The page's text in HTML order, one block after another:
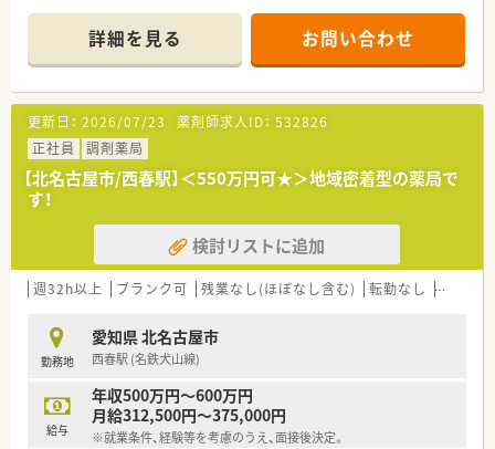
■最寄駅から徒歩圏内とアクセス良好です。お車が無い方もご
安心ください。
＼ こんな会社です ／
■昭和55年に開局し、
長らく地域の皆様に愛され続けている薬局です。
■各店舗、メインに応需している科目が違うため、
ご希望により様々な店舗を経験することも可能です。
固定の店舗でのご勤務も可能ですので、ご希望お聞かせくださ
■温和な社長のもと、スタッフ間の仲もよく、
あたたかい雰囲気の店舗を作っています。
■ご家庭の事情や背景（子育てや介護など）にも配慮しており、
勤務条件等、柔軟にご対応いただける会社です。
＼ 充実した研修内容 ／
■月に一度、メーカーさんによる研修を行っています。
MRの方が説明する薬剤と、その薬剤が使われる疾患について、
病態と治療について学びます。
※コロナ禍の影響により、若干変動有
■ご希望の外部研修に対して、会社が研修費用を負担します。
詳細を見る お問い合わせ
更新日： 2026/07/23 薬剤師求人ID： 532826
正社員
調剤薬局
【北名古屋市/西春駅】＜550万円可★＞地域密着型の薬局で
す！
検討リストに追加
週32h以上 ブランク可 残業なし(ほぼなし含む) 転勤なし 車通勤
勤務地
愛知県 北名古屋市
西春駅 (名鉄犬山線)
給与
年収500万円～600万円
月給312,500円～375,000円
※就業条件、経験等を考慮のうえ、面接後決定。